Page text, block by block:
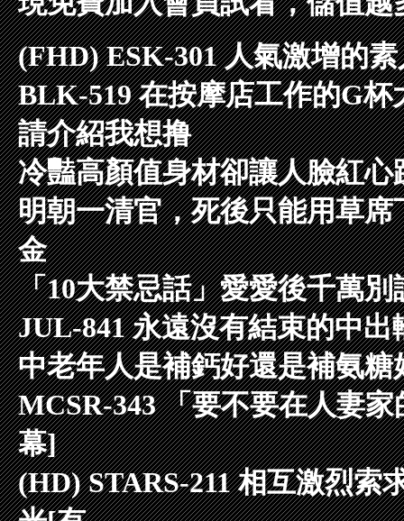
(FHD) ESK-301 人氣激增的
BLK-519 在按摩店工作的G
請介紹我想撸
冷豔高顏值身材卻讓人臉紅
明朝一清官，死後只能用草
金
「10大禁忌話」愛愛後千萬
JUL-841 永遠沒有結束的中
中老年人是補鈣好還是補氨
MCSR-343 「要不要在人妻
幕]
(HD) STARS-211 相互激烈索